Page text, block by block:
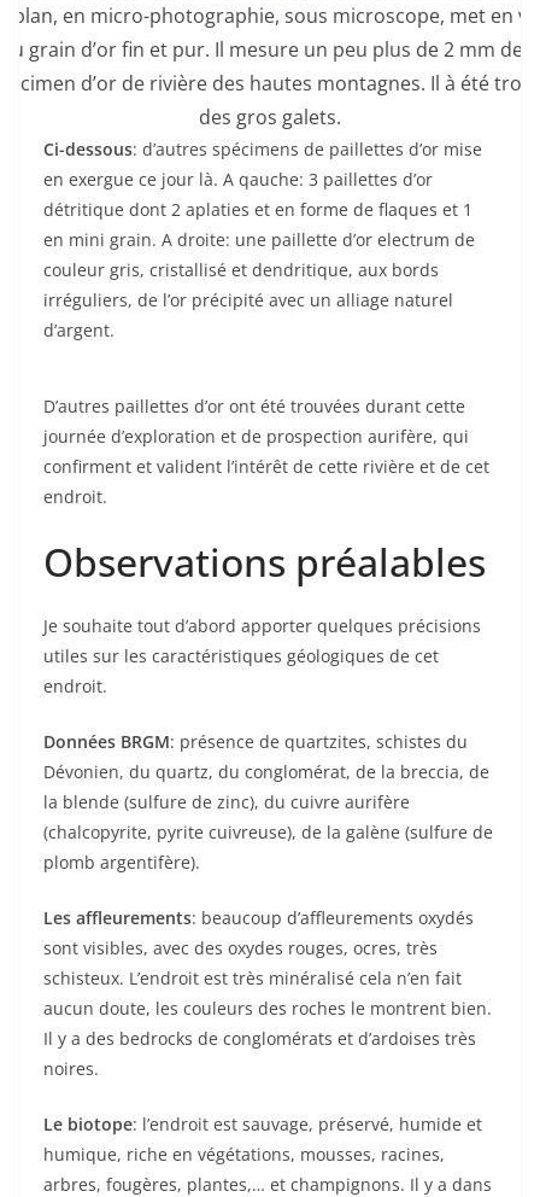
plan, en micro-photographie, sous microscope, met en
grain d’or fin et pur. Il mesure un peu plus de 2 mm de
d’or de rivière des hautes montagnes. Il à été
des gros galets.
Ci-dessous: d’autres spécimens de paillettes d’or mise
en exergue ce jour là. A qauche: 3 paillettes d’or
détritique dont 2 aplaties et en forme de flaques et 1
en mini grain. A droite: une paillette d’or electrum de
couleur gris, cristallisé et dendritique, aux bords
irréguliers, de l’or précipité avec un alliage naturel
d’argent.
D’autres paillettes d’or ont été trouvées durant cette
journée d’exploration et de prospection aurifère, qui
confirment et valident l’intérêt de cette rivière et de cet
endroit.
Observations préalables
Je souhaite tout d’abord apporter quelques précisions
utiles sur les caractéristiques géologiques de cet
endroit.
Données BRGM: présence de quartzites, schistes du
Dévonien, du quartz, du conglomérat, de la breccia, de
la blende (sulfure de zinc), du cuivre aurifère
(chalcopyrite, pyrite cuivreuse), de la galène (sulfure de
plomb argentifère).
Les affleurements: beaucoup d’affleurements oxydés
sont visibles, avec des oxydes rouges, ocres, très
schisteux. L’endroit est très minéralisé cela n’en fait
aucun doute, les couleurs des roches le montrent bien.
Il y a des bedrocks de conglomérats et d’ardoises très
noires.
Le biotope: l’endroit est sauvage, préservé, humide et
humique, riche en végétations, mousses, racines,
arbres, fougères, plantes,… et champignons. Il y a dans